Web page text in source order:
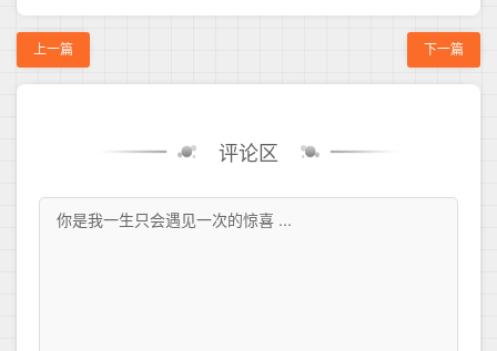
上一篇 下一篇
评论区